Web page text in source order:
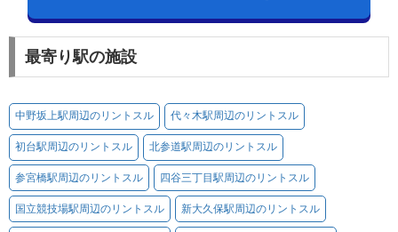
最寄り駅の施設
中野坂上駅周辺のリントスル 代々木駅周辺のリントスル
初台駅周辺のリントスル 北参道駅周辺のリントスル
参宮橋駅周辺のリントスル 四谷三丁目駅周辺のリントスル
国立競技場駅周辺のリントスル 新大久保駅周辺のリントスル